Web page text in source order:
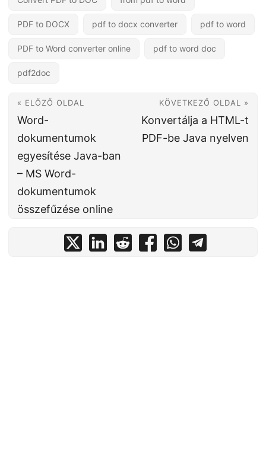
PDF to DOCX pdf to docx converter pdf to word
PDF to Word converter online pdf to word doc
pdf2doc
« ELŐZŐ OLDAL
Word-
dokumentumok
egyesítése Java-ban
– MS Word-
dokumentumok
összefűzése online
KÖVETKEZŐ OLDAL »
Konvertálja a HTML-t
PDF-be Java nyelven